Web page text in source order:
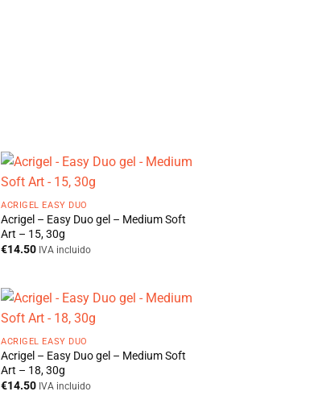
ACRIGEL EASY DUO
Acrigel – Easy Duo gel – Medium Soft
Art – 15, 30g
€14.50 IVA incluido
ACRIGEL EASY DUO
Acrigel – Easy Duo gel – Medium Soft
Art – 18, 30g
€14.50 IVA incluido